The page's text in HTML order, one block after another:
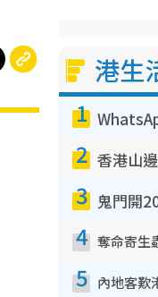
港生
1
2
3
4
5